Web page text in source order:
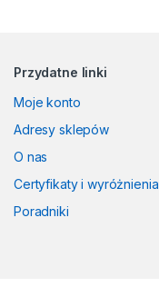
Przydatne linki
Moje konto
Adresy sklepów
O nas
Certyfikaty i wyróżnienia
Poradniki